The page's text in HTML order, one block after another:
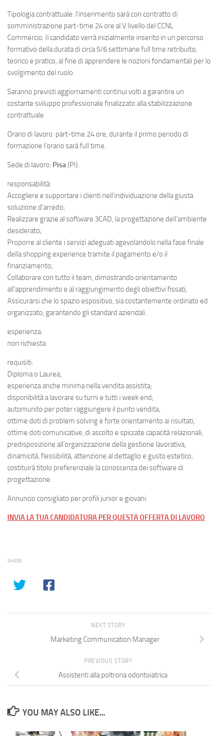
Tipologia contrattuale: l’inserimento sarà con contratto di
somministrazione part-time 24 ore al V livello del CCNL
Commercio. Il candidato verrà inizialmente inserito in un percorso
formativo della durata di circa 5/6 settimane full time retribuito,
teorico e pratico, al fine di apprendere le nozioni fondamentali per lo
svolgimento del ruolo.
Saranno previsti aggiornamenti continui volti a garantire un
costante sviluppo professionale finalizzato alla stabilizzazione
contrattuale.
Orario di lavoro: part-time 24 ore, durante il primo periodo di
formazione l’orario sarà full time.
Sede di lavoro: Pisa(PI).
responsabilità:
Accogliere e supportare i clienti nell’individuazione della giusta
soluzione d’arredo;
Realizzare grazie al software 3CAD, la progettazione dell’ambiente
desiderato;
Proporre al cliente i servizi adeguati agevolandolo nella fase finale
della shopping experience tramite il pagamento e/o il
finanziamento;
Collaborare con tutto il team, dimostrando orientamento
all’apprendimento e al raggiungimento degli obiettivi fissati;
Assicurarsi che lo spazio espositivo, sia costantemente ordinato ed
organizzato, garantendo gli standard aziendali.
esperienza:
non richiesta
requisiti:
Diploma o Laurea;
esperienza anche minima nella vendita assistita;
disponibilità a lavorare su turni e tutti i week end;
automunito per poter raggiungere il punto vendita;
ottime doti di problem solving e forte orientamento ai risultati;
ottime doti comunicative, di ascolto e spiccate capacità relazionali;
predisposizione all’organizzazione della gestione lavorativa,
dinamicità, flessibilità, attenzione al dettaglio e gusto estetico;
costituirà titolo preferenziale la conoscenza dei software di
progettazione.
Annuncio consigliato per profili junior e giovani.
INVIA LA TUA CANDIDATURA PER QUESTA OFFERTA DI LAVORO
SHARE
NEXT STORY
Marketing Communication Manager
PREVIOUS STORY
Assistenti alla poltrona odontoiatrica
YOU MAY ALSO LIKE...